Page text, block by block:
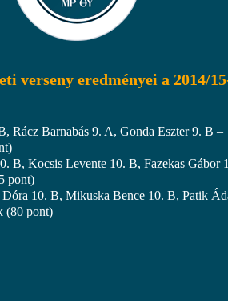
verseny eredményei a 2014/
Rácz Barnabás 9. A, Gonda Eszter 9. B –
B, Kocsis Levente 10. B, Fazekas Gábor
pont)
Dóra 10. B, Mikuska Bence 10. B, Patik
(80 pont)